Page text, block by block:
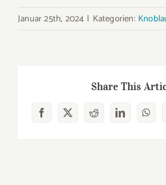
Januar 25th, 2024 | Kategorien:
Share This
Facebook
X RedditLinkedIn